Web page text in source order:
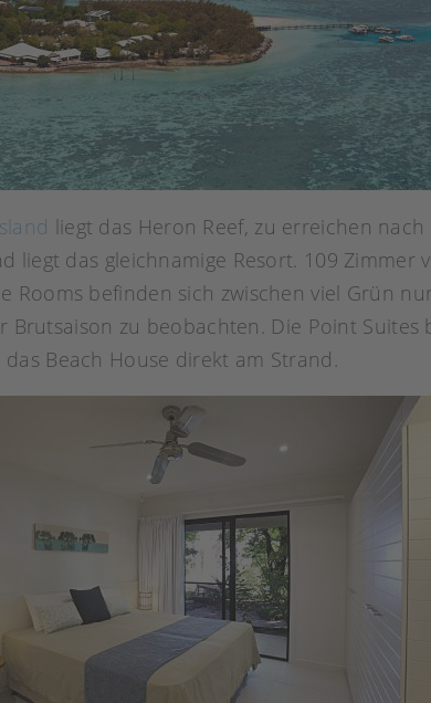
liegt das Heron Reef, zu erreichen
das gleichnamige Resort. 109 Zimmer
befinden sich zwischen viel Grün
zu beobachten. Die Point Suites
Beach House direkt am Strand.